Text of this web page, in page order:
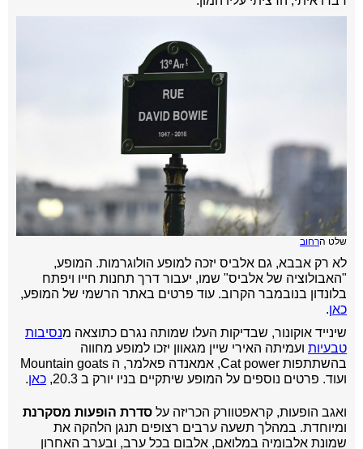
שלט הרחוב
לא רק אבבא, גם אלביס יזכה למופע הולוגרמות. המופע,
"האבולוציה של אלביס" שמו, יעבור דרך תחנות חייו ויפתח
בלונדון בנובמבר הקרוב. עוד פרטים באתר הרשמי של המופע,
כאן.
שינייד אוקונור, שבדיקות העלו שמותה נגרם כתוצאה מנסיבות
טבעיות ועמיתה האירי שיין מגאוון יזכו למופע מחווה
בהשתתפות Cat power, אמאנדה פאלמר, ה Mountain goats
ועוד. פרטים נוספים על המופע שיתקיים בניו יורק ב 20.3,
כאן.
ואגב הופעות, קראפטוורק הכריזה על סדרת הופעות מסקרנת
ומיוחדת. במהלך תשעה ערבים רצופים תנגן הלהקה את
שמונת אלבומיה במלואם, אלבום בכל ערב, ובערב האחרון